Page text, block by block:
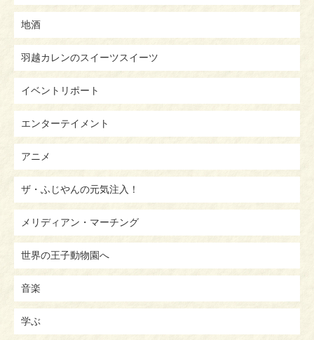
地酒
羽越カレンのスイーツスイーツ
イベントリポート
エンターテイメント
アニメ
ザ・ふじやんの元気注入！
メリディアン・マーチング
世界の王子動物園へ
音楽
学ぶ